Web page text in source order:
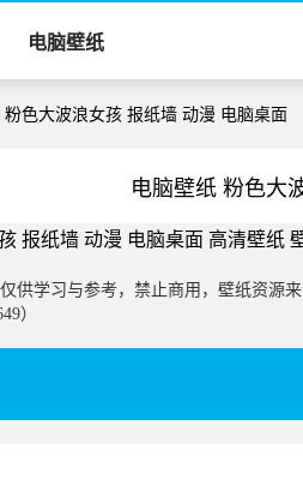
电脑壁纸
粉色大波浪女孩 报纸墙 动漫 电脑桌面
电脑壁纸 粉色大
供学习与参考，禁止商用，壁纸资源
）